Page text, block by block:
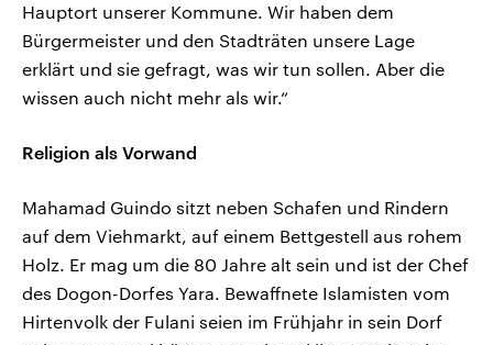
Hauptort unserer Kommune. Wir haben dem
Bürgermeister und den Stadträten unsere Lage
erklärt und sie gefragt, was wir tun sollen. Aber die
wissen auch nicht mehr als wir.“
Religion als Vorwand
Mahamad Guindo sitzt neben Schafen und Rindern
auf dem Viehmarkt, auf einem Bettgestell aus rohem
Holz. Er mag um die 80 Jahre alt sein und ist der Chef
des Dogon-Dorfes Yara. Bewaffnete Islamisten vom
Hirtenvolk der Fulani seien im Frühjahr in sein Dorf